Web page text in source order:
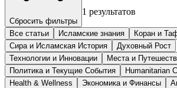
Сбросить фильтры
1 результатов
Все статьи Исламские знания
Коран и
Сира и Исламская История
Духовный Рост
Технологии и Инновации
Места и
Политика и Текущие События
Humanitarian
Health & Wellness
Экономика и Финансы